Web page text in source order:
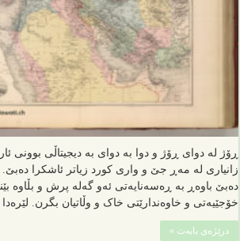
ڕۆژ لە دوای ڕۆژ و دوا بە دوای بە دیجیتاڵی بوونی
زانیاری لە مەڕ جێ و واری کورد زیاتر ئاشکرا
دەبێ باوەڕ بە ڕەسەنایەتی ئەو گەلە پرش و بڵاوە
خۆجێیەتی و خاوەندارێتی خاک و وڵاتیان بگرن.
درێژەی بابەت »